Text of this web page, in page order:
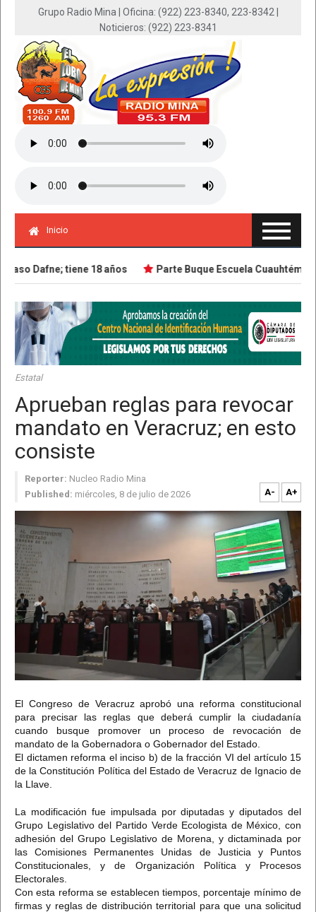
Grupo Radio Mina | Oficina: (922) 223-8340, 223-8342 |
Noticieros: (922) 223-8341
Inicio
Dafne; tiene 18 años Parte Buque Escuela Cuauhtémoc
Estatal
Aprueban reglas para revocar
mandato en Veracruz; en esto
consiste
Reporter: Nucleo Radio Mina
Published: miércoles, 8 de julio de 2026 A- A+
El Congreso de Veracruz aprobó una reforma constitucional
para precisar las reglas que deberá cumplir la ciudadanía
cuando busque promover un proceso de revocación de
mandato de la Gobernadora o Gobernador del Estado.
El dictamen reforma el inciso b) de la fracción VI del artículo 15
de la Constitución Política del Estado de Veracruz de Ignacio de
la Llave.
La modificación fue impulsada por diputadas y diputados del
Grupo Legislativo del Partido Verde Ecologista de México, con
adhesión del Grupo Legislativo de Morena, y dictaminada por
las Comisiones Permanentes Unidas de Justicia y Puntos
Constitucionales, y de Organización Política y Procesos
Electorales.
Con esta reforma se establecen tiempos, porcentaje mínimo de
firmas y reglas de distribución territorial para que una solicitud